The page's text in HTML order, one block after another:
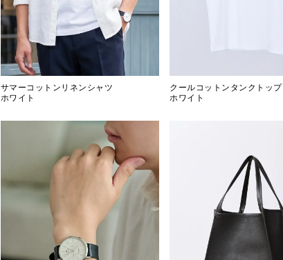
サマーコットンリネンシャツ
ホワイト
クールコットンタンクトップ
ホワイト